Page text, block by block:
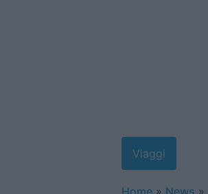
Viaggi
Home » News »